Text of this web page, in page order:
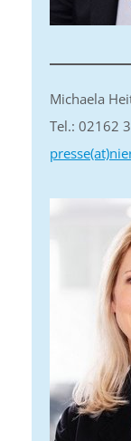
Michaela
Tel.: 02162